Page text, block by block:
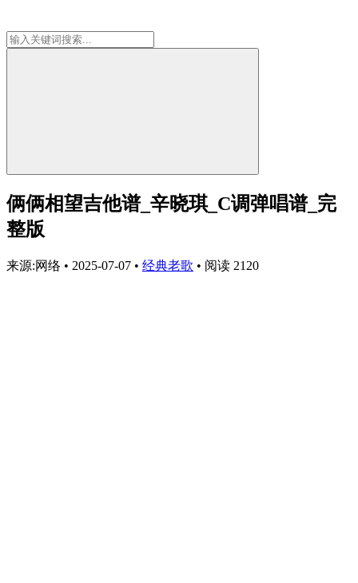
俩俩相望吉他谱_辛晓琪_C调弹唱谱_完
整版
来源:网络 • 2025-07-07 • 经典老歌 • 阅读 2120